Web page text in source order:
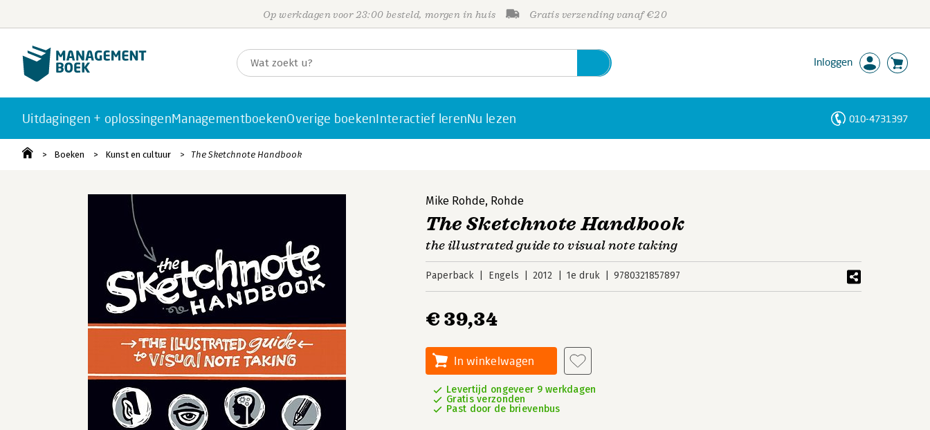
Op werkdagen voor 23:00 besteld, morgen in huis Gratis verzending vanaf €20
Inloggen
Uitdagingen + oplossingenManagementboekenOverige boekenInteractief lerenNu lezen 010-4731397
Boeken Kunst en cultuur The Sketchnote Handbook
Mike Rohde, Rohde
The Sketchnote Handbook
the illustrated guide to visual note taking
Paperback Engels 2012 1e druk 9780321857897
€ 39,34
In winkelwagen
Levertijd ongeveer 9 werkdagen
Gratis verzonden
Past door de brievenbus
Personen